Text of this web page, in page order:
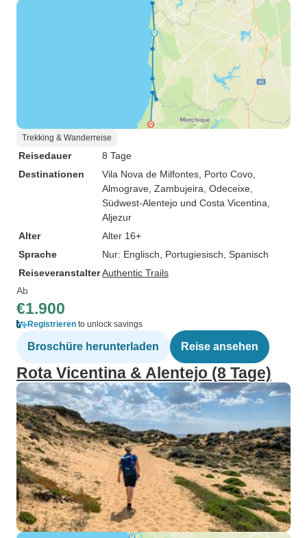
Trekking & Wanderreise
Reisedauer
8 Tage
Destinationen
Vila Nova de Milfontes , Porto Covo
Almograve , Zambujeira , Odeceixe
Südwest-Alentejo und Costa Vicentina
Aljezur
Alter
Alter 16+
Sprache
Nur: Englisch, Portugiesisch, Spanisch
ReiseveranstalterAuthentic Trails
Ab
€1.900
Registrieren to unlock savings
Broschüre herunterladen Reise ansehen
Rota Vicentina & Alentejo (8 Tage)